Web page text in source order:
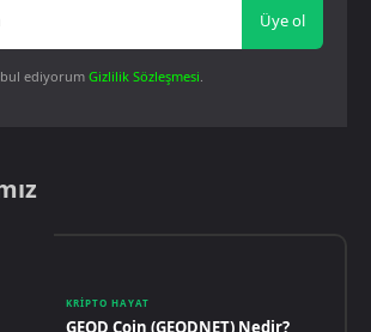
Üye ol
ediyorum Gizlilik Sözleşmesi.
KRIPTO HAYAT
GEOD Coin (GEODNET) Nedir?